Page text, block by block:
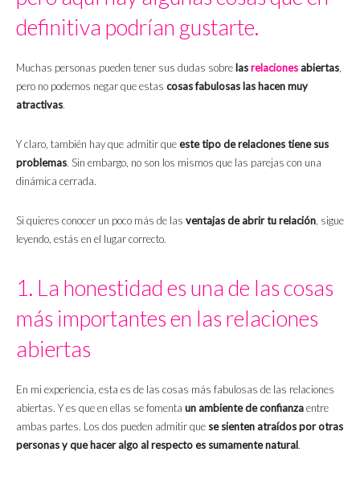
definitiva podrían gustarte.
Muchas personas pueden tener sus dudas sobre lasrelaciones abiertas,
pero no podemos negar que estas cosas fabulosas las hacen muy
atractivas.
Y claro, también hay que admitir queeste tipo de relaciones tiene sus
problemas. Sin embargo, no son los mismos que las parejas con una
dinámica cerrada.
Si quieres conocer un poco más de las ventajas de abrir tu relación, sigue
leyendo, estás en el lugar correcto.
1. La honestidad es una de las cosas
más importantes en las relaciones
abiertas
En mi experiencia, esta es de las cosas más fabulosas de las relaciones
abiertas. Y es que en ellas se fomenta un ambiente de confianzaentre
ambas partes. Los dos pueden admitir que se sienten atraídos por otras
personas y que hacer algo al respecto es sumamente natural.